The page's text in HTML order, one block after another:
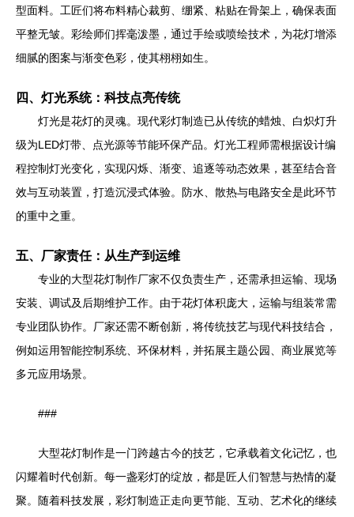
型面料。工匠们将布料精心裁剪、绷紧、粘贴在骨架上，确保表面
平整无皱。彩绘师们挥毫泼墨，通过手绘或喷绘技术，为花灯增添
细腻的图案与渐变色彩，使其栩栩如生。
四、灯光系统：科技点亮传统
灯光是花灯的灵魂。现代彩灯制造已从传统的蜡烛、白炽灯升
级为LED灯带、点光源等节能环保产品。灯光工程师需根据设计编
程控制灯光变化，实现闪烁、渐变、追逐等动态效果，甚至结合音
效与互动装置，打造沉浸式体验。防水、散热与电路安全是此环节
的重中之重。
五、厂家责任：从生产到运维
专业的大型花灯制作厂家不仅负责生产，还需承担运输、现场
安装、调试及后期维护工作。由于花灯体积庞大，运输与组装常需
专业团队协作。厂家还需不断创新，将传统技艺与现代科技结合，
例如运用智能控制系统、环保材料，并拓展主题公园、商业展览等
多元应用场景。
###
大型花灯制作是一门跨越古今的技艺，它承载着文化记忆，也
闪耀着时代创新。每一盏彩灯的绽放，都是匠人们智慧与热情的凝
聚。随着科技发展，彩灯制造正走向更节能、互动、艺术化的继续